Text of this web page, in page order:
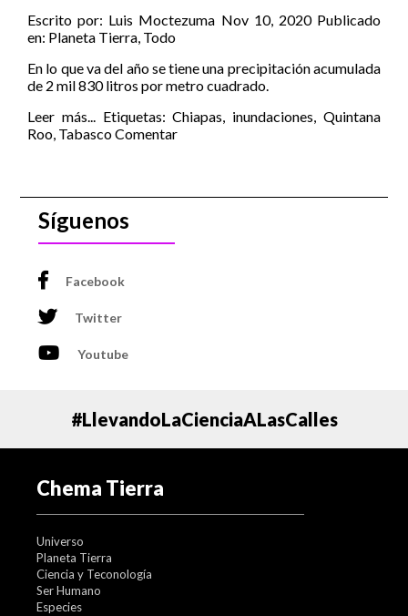
Escrito por: Luis Moctezuma Nov 10, 2020 Publicado
en: Planeta Tierra, Todo
En lo que va del año se tiene una precipitación acumulada
de 2 mil 830 litros por metro cuadrado.
Leer más... Etiquetas:Chiapas, inundaciones,Quintana
Roo, TabascoComentar
Síguenos
Facebook
Twitter
Youtube
#LlevandoLaCienciaALasCalles
Chema Tierra
Universo
Planeta Tierra
Ciencia y Teconología
Ser Humano
Especies